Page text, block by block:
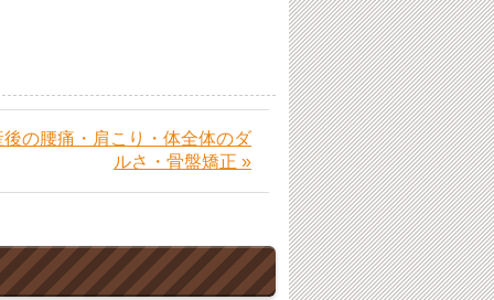
の腰痛・肩こり・体全体のダ
ルさ・骨盤矯正 »